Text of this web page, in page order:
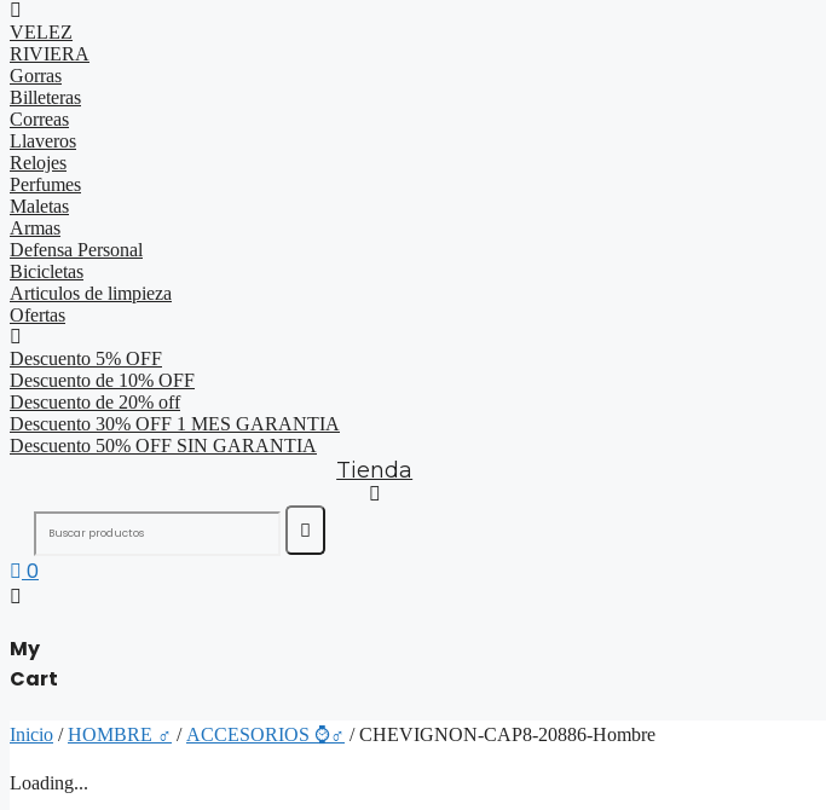
VELEZ
RIVIERA
Gorras
Billeteras
Correas
Llaveros
Relojes
Perfumes
Maletas
Armas
Defensa Personal
Bicicletas
Articulos de limpieza
Ofertas
Descuento 5% OFF
Descuento de 10% OFF
Descuento de 20% off
Descuento 30% OFF 1 MES GARANTIA
Descuento 50% OFF SIN GARANTIA
Tienda
0
My
Cart
Inicio /HOMBRE ♂ / ACCESORIOS ⌚♂ / CHEVIGNON-CAP8-20886-Hombre
Loading...